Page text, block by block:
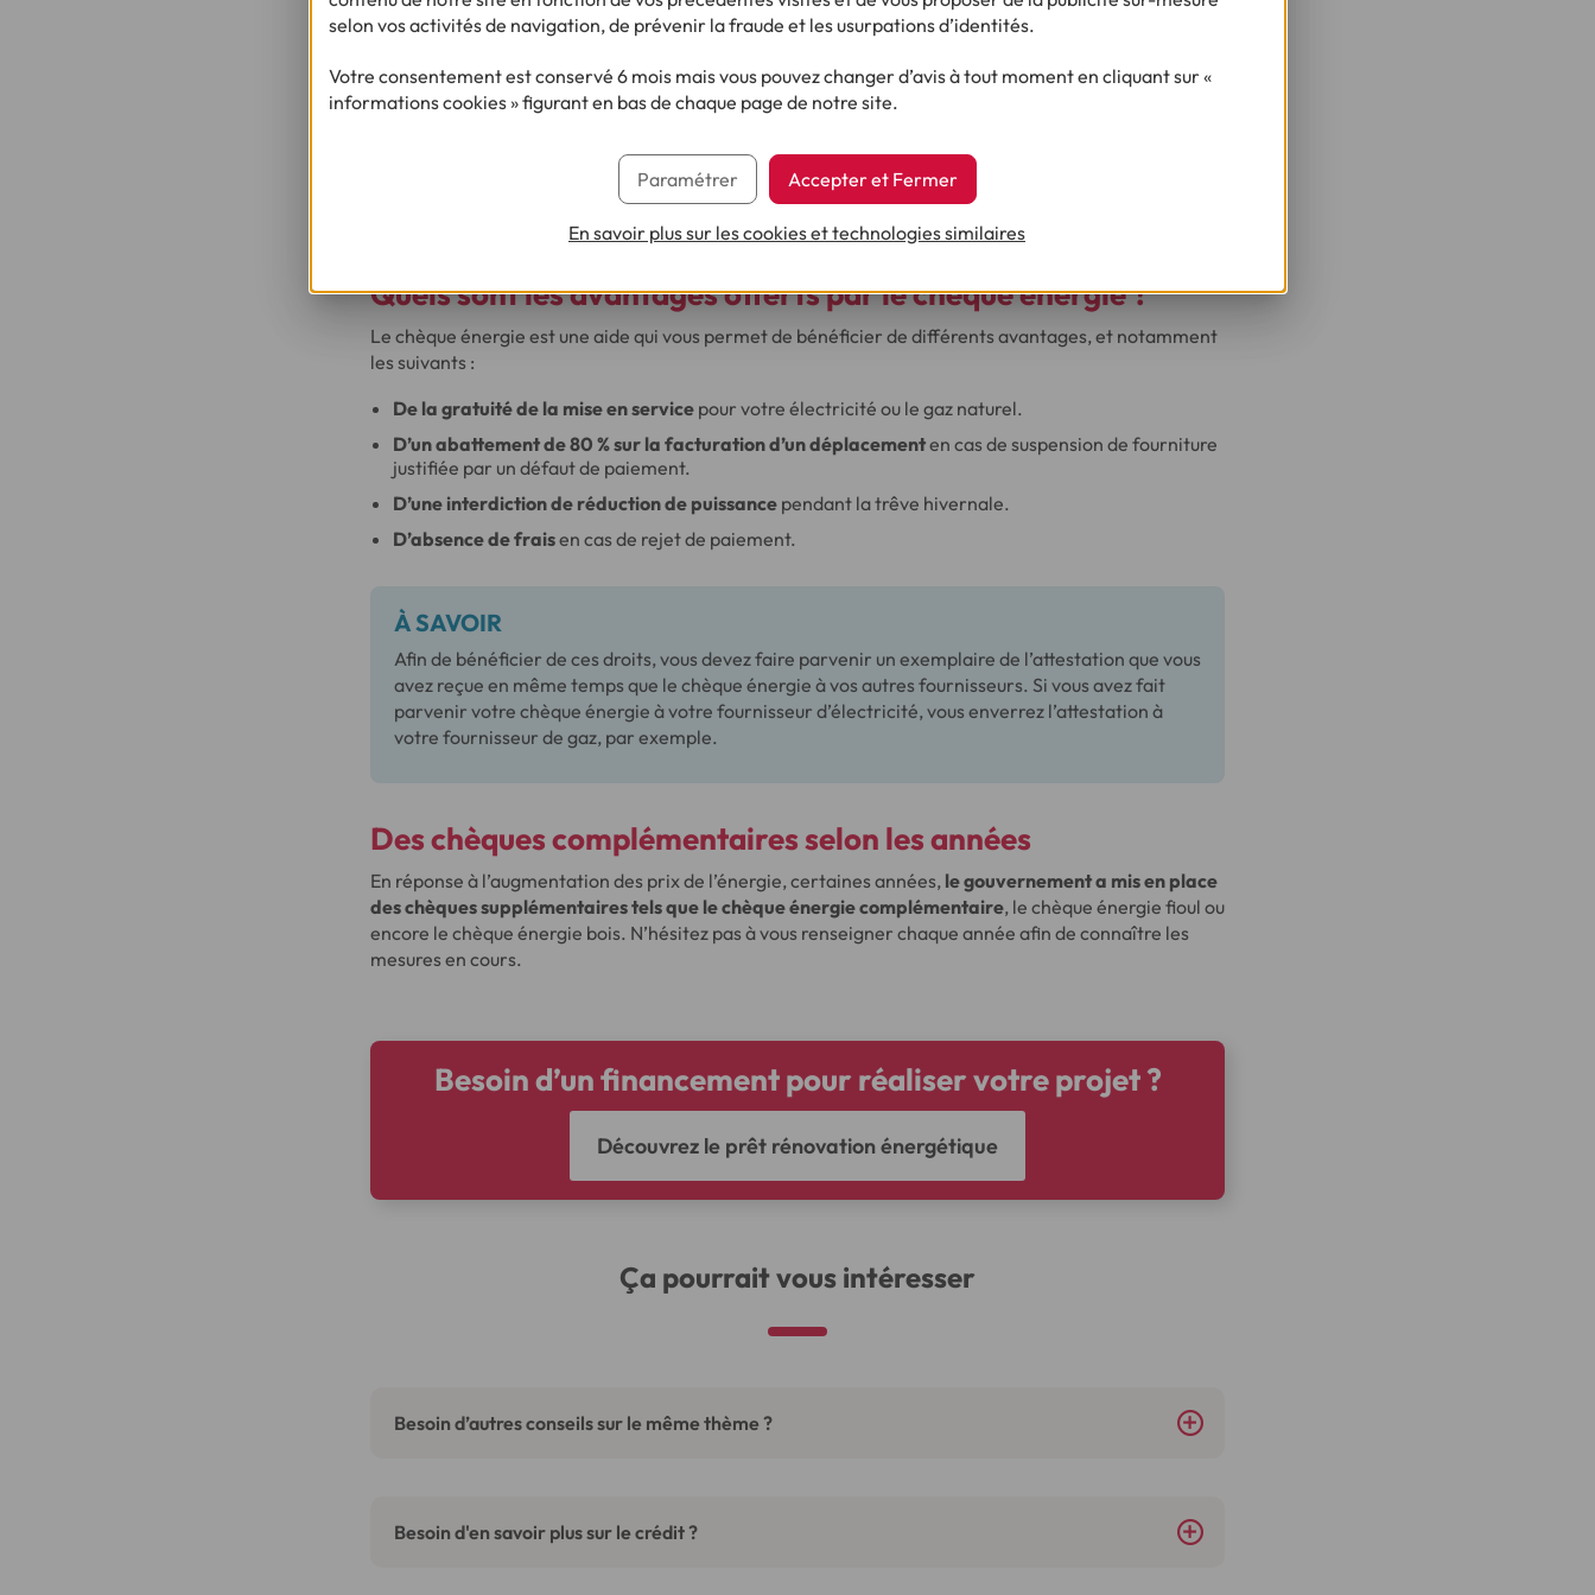
chèque énergie directement sur le site officiel,sur la page "Paiement en ligne".
À SAVOIR
son émission. Si sa valeur dépasse le montant que vous devez, la somme restante sera utilisée
pour vos prochaines factures ou vos futures mensualités.
Quels sont les avantages offerts par le chèque énergie ?
Le chèque énergie est une aide qui vous permet de bénéficier de différents avantages, et notamment
les suivants :
De la gratuité de la mise en service pour votre électricité ou le gaz naturel.
D’un abattement de 80 % sur la facturation d’un déplacementen cas de suspension de fourniture
justifiée par un défaut de paiement.
D’une interdiction de réduction de puissance pendant la trêve hivernale.
D’absence de fraisen cas de rejet de paiement.
À SAVOIR
Afin de bénéficier de ces droits, vous devez faire parvenir un exemplaire de l’attestation que vous
avez reçue en même temps que le chèque énergie à vos autres fournisseurs. Si vous avez fait
parvenir votre chèque énergie à votre fournisseur d’électricité, vous enverrez l’attestation à
votre fournisseur de gaz, par exemple.
Des chèques complémentaires selon les années
En réponse à l’augmentation des prix de l’énergie, certaines années, le gouvernement a mis en place
des chèques supplémentaires tels que le chèque énergie complémentaire, le chèque énergie fioul ou
encore le chèque énergie bois. N’hésitez pas à vous renseigner chaque année afin de connaître les
mesures en cours.
Besoin d’un financement pour réaliser votre projet ?
Découvrez le prêt rénovation énergétique
Ça pourrait vous intéresser
Besoin d’autres conseils sur le même thème ?
Besoin d'en savoir plus sur le crédit ?
selon vos activités de navigation, de prévenir la fraude et les usurpations d’identités.
Votre consentement est conservé 6 mois mais vous pouvez changer d’avis à tout moment en cliquant sur «
informations cookies » figurant en bas de chaque page de notre site.
Accepter et Fermer
Paramétrer
En savoir plus sur les cookies et technologies similaires